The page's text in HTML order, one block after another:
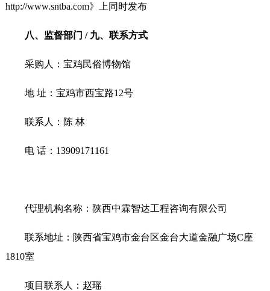
http://www.sntba.com》上同时发布
八、监督部门 / 九、联系方式
采购人：宝鸡民俗博物馆
地 址：宝鸡市西宝路12号
联系人：陈 林
电 话：13909171161
代理机构名称：陕西中霖智达工程咨询有限公司
联系地址：陕西省宝鸡市金台区金台大道金融广场C座
1810室
项目联系人：赵瑶